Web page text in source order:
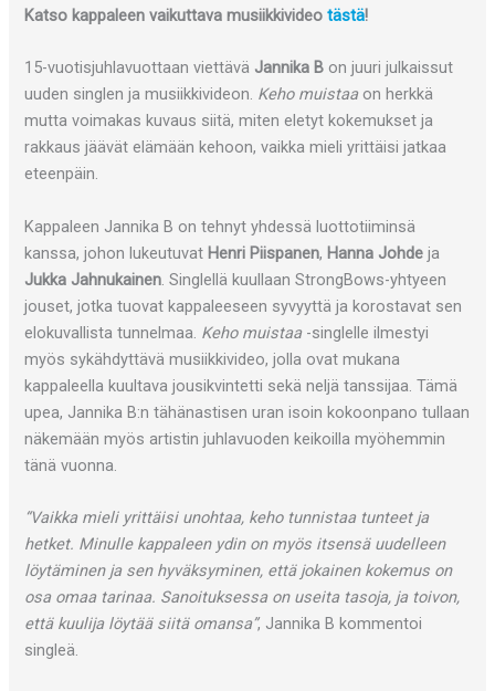
Katso kappaleen vaikuttava musiikkivideotästä!
15-vuotisjuhlavuottaan viettävä Jannika B on juuri julkaissut
uuden singlen ja musiikkivideon. Keho muistaa on herkkä
mutta voimakas kuvaus siitä, miten eletyt kokemukset ja
rakkaus jäävät elämään kehoon, vaikka mieli yrittäisi jatkaa
eteenpäin.
Kappaleen Jannika B on tehnyt yhdessä luottotiiminsä
kanssa, johon lukeutuvat Henri Piispanen, Hanna Johdeja
Jukka Jahnukainen. Singlellä kuullaan StrongBows-yhtyeen
jouset, jotka tuovat kappaleeseen syvyyttä ja korostavat sen
elokuvallista tunnelmaa. Keho muistaa -singlelle ilmestyi
myös sykähdyttävä musiikkivideo, jolla ovat mukana
kappaleella kuultava jousikvintetti sekä neljä tanssijaa. Tämä
upea, Jannika B:n tähänastisen uran isoin kokoonpano tullaan
näkemään myös artistin juhlavuoden keikoilla myöhemmin
tänä vuonna.
“Vaikka mieli yrittäisi unohtaa, keho tunnistaa tunteet ja
hetket. Minulle kappaleen ydin on myös itsensä uudelleen
löytäminen ja sen hyväksyminen, että jokainen kokemus on
osa omaa tarinaa. Sanoituksessa on useita tasoja, ja toivon,
että kuulija löytää siitä omansa”, Jannika B kommentoi
singleä.